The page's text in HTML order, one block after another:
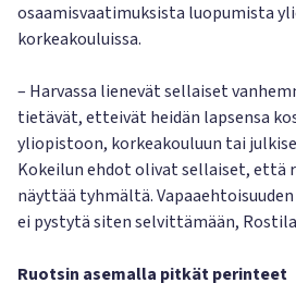
osaamisvaatimuksista luopumista
korkeakouluissa.
– Harvassa lienevät sellaiset
tietävät, etteivät heidän lapsensa
yliopistoon, korkeakouluun tai
Kokeilun ehdot olivat sellaiset, että
näyttää tyhmältä.
ei pystytä siten selvittämään,
Ruotsin asemalla pitkät perinteet